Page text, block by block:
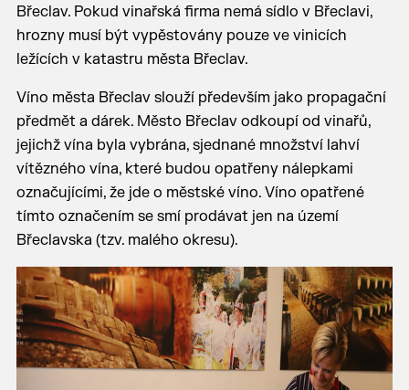
Břeclav. Pokud vinařská firma nemá sídlo v Břeclavi,
hrozny musí být vypěstovány pouze ve vinicích
ležících v katastru města Břeclav.
Víno města Břeclav slouží především jako propagační
předmět a dárek. Město Břeclav odkoupí od vinařů,
jejichž vína byla vybrána, sjednané množství lahví
vítězného vína, které budou opatřeny nálepkami
označujícími, že jde o městské víno. Víno opatřené
tímto označením se smí prodávat jen na území
Břeclavska (tzv. malého okresu).